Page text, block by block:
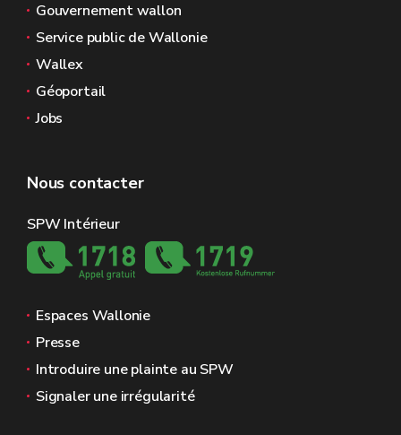
Gouvernement wallon
Service public de Wallonie
Wallex
Géoportail
Jobs
Nous contacter
SPW Intérieur
Espaces Wallonie
Presse
Introduire une plainte au SPW
Signaler une irrégularité